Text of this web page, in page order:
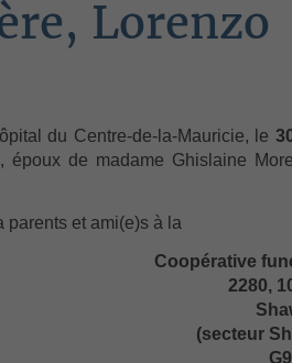
Lorenzo
du Centre-de-la-Mauricie, le
, époux de madame Ghislaine
parents et ami(e)s à la
Coopérative
2280,
(secteur